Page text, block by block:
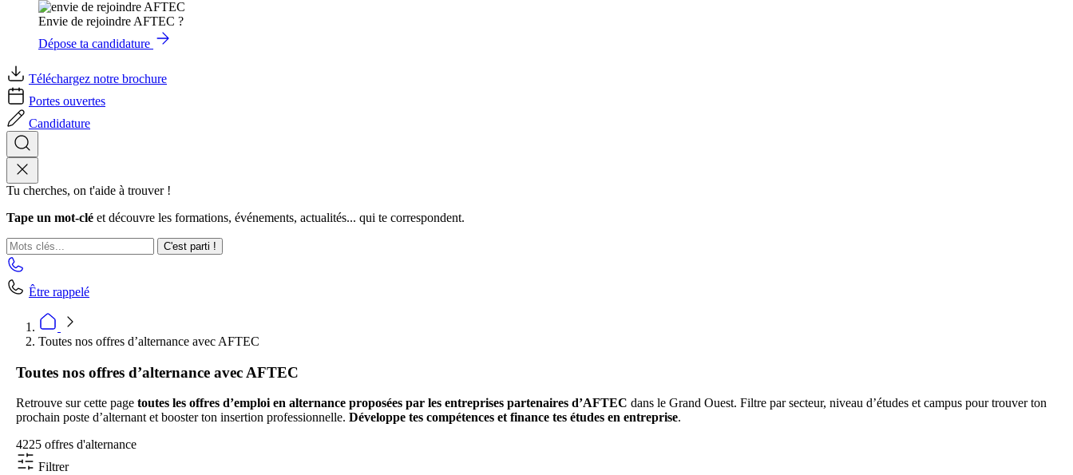
Envie de rejoindre AFTEC ?
Dépose ta candidature
Téléchargez notre brochure
Portes ouvertes
Candidature
Tu cherches, on t'aide à trouver !
Tape un mot-clé et découvre les formations, événements, actualités... qui te correspondent.
C'est parti !
Être rappelé
Toutes nos offres d’alternance avec AFTEC
Toutes nos offres d’alternance avec AFTEC
Retrouve sur cette page toutes les offres d’emploi en alternance proposées par les entreprises partenaires d’AFTEC dans le Grand Ouest. Filtre par secteur, niveau d’études et campus pour trouver ton
prochain poste d’alternant et booster ton insertion professionnelle. Développe tes compétences et finance tes études en entreprise.
4225 offres d'alternance
Filtrer